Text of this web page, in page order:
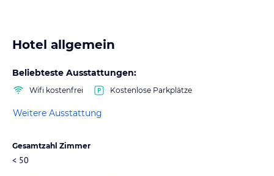
Hotel allgemein
Beliebteste Ausstattungen:
Wifi kostenfrei Kostenlose Parkplätze
Weitere Ausstattung
Gesamtzahl Zimmer
< 50